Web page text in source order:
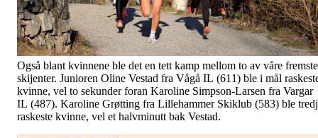
Også blant kvinnene ble det en tett kamp mellom to av våre fremste
skijenter. Junioren Oline Vestad fra Vågå IL (611) ble i mål
kvinne, vel to sekunder foran Karoline Simpson-Larsen fra Vargar
IL (487). Karoline Grøtting fra Lillehammer Skiklub (583) ble tredje
raskeste kvinne, vel et halvminutt bak Vestad.